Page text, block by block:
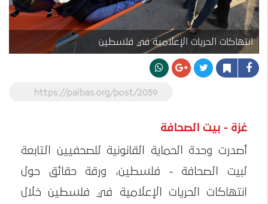
انتهاكات الحريات الإعلامية في فلسطين
https://palbas.org/post/2059
غزة - بيت الصحافة
أصدرت وحدة الحماية القانونية للصحفيين التابعة
لبيت الصحافة - فلسطين، ورقة حقائق حول
انتهاكات الحريات الإعلامية في فلسطين خلال